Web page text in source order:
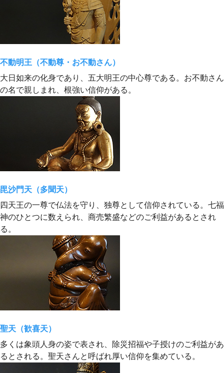
不動明王（不動尊・お不動さん）
大日如来の化身であり、五大明王の中心尊である。お不動さん
の名で親しまれ、根強い信仰がある。
毘沙門天（多聞天）
四天王の一尊で仏法を守り、独尊として信仰されている。七福
神のひとつに数えられ、商売繁盛などのご利益があるとされ
る。
聖天（歓喜天）
多くは象頭人身の姿で表され、除災招福や子授けのご利益があ
るとされる。聖天さんと呼ばれ厚い信仰を集めている。